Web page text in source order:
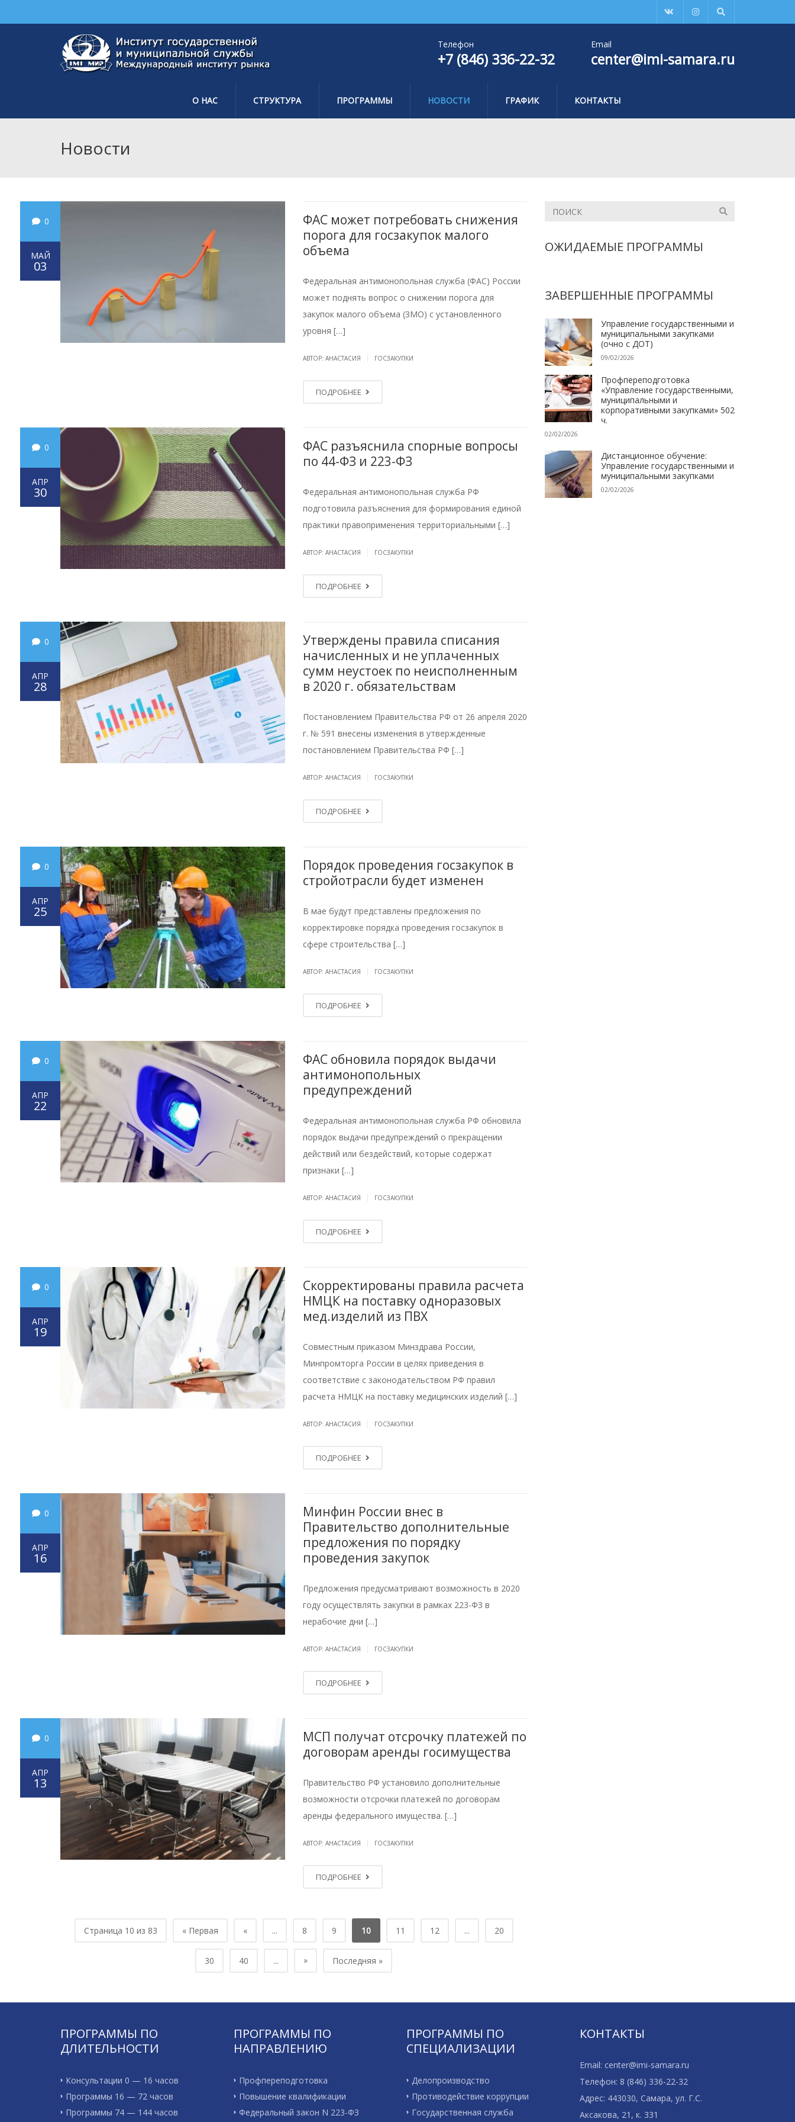
Телефон
+7 (846) 336-22-32
Email
center@imi-samara.ru
О НАС СТРУКТУРА ПРОГРАММЫ НОВОСТИ ГРАФИК КОНТАКТЫ
Новости
0
МАЙ
03
ФАС может потребовать снижения
порога для госзакупок малого
объема
Федеральная антимонопольная служба (ФАС) России
может поднять вопрос о снижении порога для
закупок малого объема (ЗМО) с установленного
уровня […]
АВТОР: АНАСТАСИЯ ГОСЗАКУПКИ
ПОДРОБНЕЕ
0
АПР
30
ФАС разъяснила спорные вопросы
по 44-ФЗ и 223-ФЗ
Федеральная антимонопольная служба РФ
подготовила разъяснения для формирования единой
практики правоприменения территориальными […]
АВТОР: АНАСТАСИЯ ГОСЗАКУПКИ
ПОДРОБНЕЕ
0
АПР
28
Утверждены правила списания
начисленных и не уплаченных
сумм неустоек по неисполненным
в 2020 г. обязательствам
Постановлением Правительства РФ от 26 апреля 2020
г. № 591 внесены изменения в утвержденные
постановлением Правительства РФ […]
АВТОР: АНАСТАСИЯ ГОСЗАКУПКИ
ПОДРОБНЕЕ
0
АПР
25
Порядок проведения госзакупок в
стройотрасли будет изменен
В мае будут представлены предложения по
корректировке порядка проведения госзакупок в
сфере строительства […]
АВТОР: АНАСТАСИЯ ГОСЗАКУПКИ
ПОДРОБНЕЕ
0
АПР
22
ФАС обновила порядок выдачи
антимонопольных
предупреждений
Федеральная антимонопольная служба РФ обновила
порядок выдачи предупреждений о прекращении
действий или бездействий, которые содержат
признаки […]
АВТОР: АНАСТАСИЯ ГОСЗАКУПКИ
ПОДРОБНЕЕ
0
АПР
19
Скорректированы правила расчета
НМЦК на поставку одноразовых
мед.изделий из ПВХ
Совместным приказом Минздрава России,
Минпромторга России в целях приведения в
соответствие с законодательством РФ правил
расчета НМЦК на поставку медицинских изделий […]
АВТОР: АНАСТАСИЯ ГОСЗАКУПКИ
ПОДРОБНЕЕ
0
АПР
16
Минфин России внес в
Правительство дополнительные
предложения по порядку
проведения закупок
Предложения предусматривают возможность в 2020
году осуществлять закупки в рамках 223-ФЗ в
нерабочие дни […]
АВТОР: АНАСТАСИЯ ГОСЗАКУПКИ
ПОДРОБНЕЕ
0
АПР
13
МСП получат отсрочку платежей по
договорам аренды госимущества
Правительство РФ установило дополнительные
возможности отсрочки платежей по договорам
аренды федерального имущества. […]
АВТОР: АНАСТАСИЯ ГОСЗАКУПКИ
ПОДРОБНЕЕ
Страница 10 из 83 « Первая « ... 8 9 10 11 12 ... 20
30 40 ... » Последняя »
ОЖИДАЕМЫЕ ПРОГРАММЫ
ЗАВЕРШЕННЫЕ ПРОГРАММЫ
Управление государственными и
муниципальными закупками
(очно с ДОТ)
09/02/2026
Профпереподготовка
«Управление государственными,
муниципальными и
корпоративными закупками» 502
ч.
02/02/2026
Дистанционное обучение:
Управление государственными и
муниципальными закупками
02/02/2026
ПРОГРАММЫ ПО
ДЛИТЕЛЬНОСТИ
Консультации 0 — 16 часов
Программы 16 — 72 часов
Программы 74 — 144 часов
ПРОГРАММЫ ПО
НАПРАВЛЕНИЮ
Профпереподготовка
Повышение квалификации
Федеральный закон N 223-ФЗ
ПРОГРАММЫ ПО
СПЕЦИАЛИЗАЦИИ
Делопроизводство
Противодействие коррупции
Государственная служба
КОНТАКТЫ
Email: center@imi-samara.ru
Телефон: 8 (846) 336-22-32
Адрес: 443030, Самара, ул. Г.С.
Аксакова, 21, к. 331